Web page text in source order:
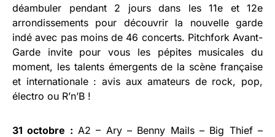
déambuler pendant 2 jours dans les 11e et 12e
arrondissements pour découvrir la nouvelle garde
indé avec pas moins de 46 concerts. Pitchfork Avant-
Garde invite pour vous les pépites musicales du
moment, les talents émergents de la scène française
et internationale : avis aux amateurs de rock, pop,
électro ou R’n’B !
31 octobre : A2 – Ary – Benny Mails – Big Thief –